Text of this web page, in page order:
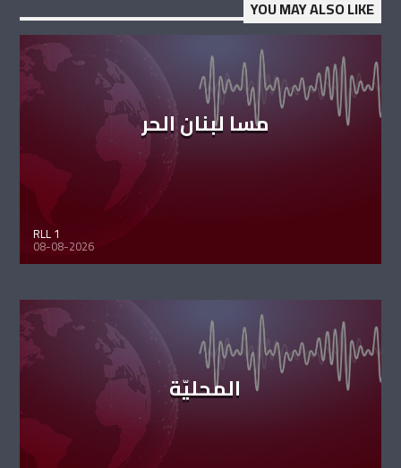
YOU MAY ALSO LIKE
مسا لبنان الحر
RLL 1
08-08-2026
المحليّة